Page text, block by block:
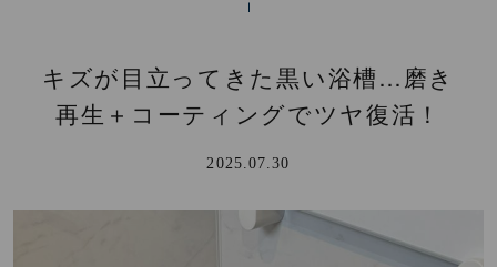
キズが目立ってきた黒い浴槽…磨き
再生＋コーティングでツヤ復活！
2025.07.30